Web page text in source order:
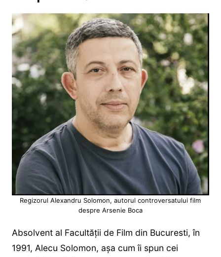
Regizorul Alexandru Solomon, autorul controversatului film
despre Arsenie Boca
Absolvent al Facultăţii de Film din Bucuresti, în
1991, Alecu Solomon, aşa cum îi spun cei